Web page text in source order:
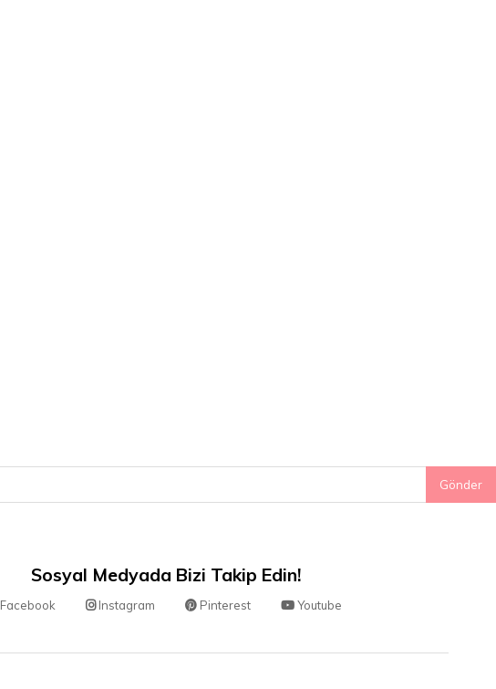
Gönder
Sosyal Medyada Bizi Takip Edin!
Facebook Instagram Pinterest Youtube